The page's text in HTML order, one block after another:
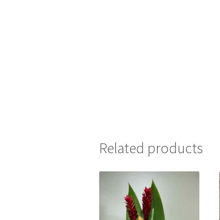
Related products